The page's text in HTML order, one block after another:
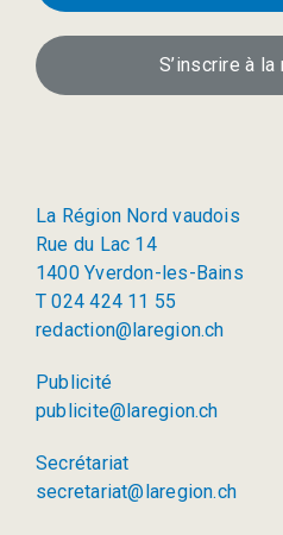
S’inscrire à
La Région Nord vaudois
Rue du Lac 14
1400 Yverdon-les-Bains
T 024 424 11 55
redaction@laregion.ch
Publicité
publicite@laregion.ch
Secrétariat
secretariat@laregion.ch